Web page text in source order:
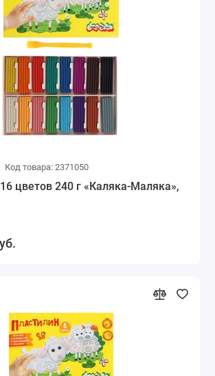
Код товара: 2371050
цветов 240 г «Каляка-Маляка»,